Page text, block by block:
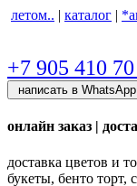
летом.. | каталог |
+7 905 410
написать в WhatsApp
онлайн заказ |
доставка цветов и
букеты, бенто торт,